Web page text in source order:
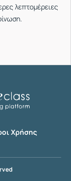
λεπτομέρειες
Χρήσης